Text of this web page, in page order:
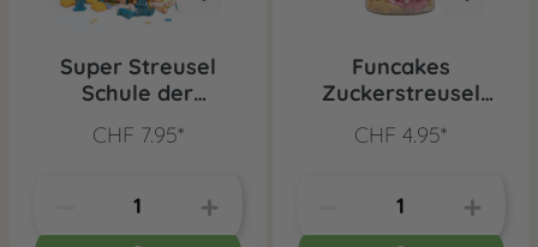
Super Streusel
Schule der
90g
CHF 7.95*
Funcakes
Zuckerstreusel
50 g
CHF 4.95*